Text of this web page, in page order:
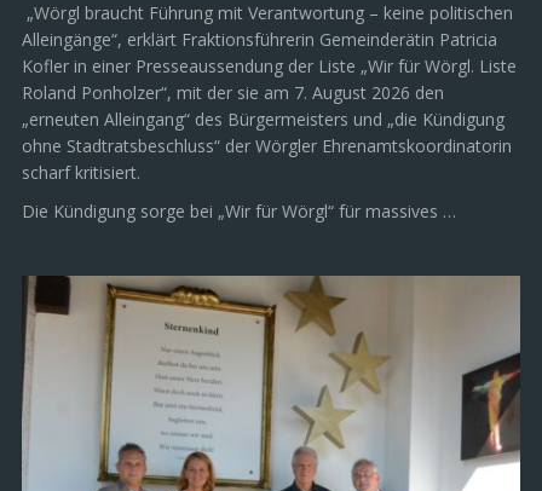
„Wörgl braucht Führung mit Verantwortung – keine politischen
Alleingänge“, erklärt Fraktionsführerin Gemeinderätin Patricia
Kofler in einer Presseaussendung der Liste „Wir für Wörgl. Liste
Roland Ponholzer“, mit der sie am 7. August 2026 den
„erneuten Alleingang“ des Bürgermeisters und „die Kündigung
ohne Stadtratsbeschluss“ der Wörgler Ehrenamtskoordinatorin
scharf kritisiert.
Die Kündigung sorge bei „Wir für Wörgl“ für massives …